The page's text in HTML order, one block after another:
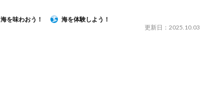
海を味わおう！
海を体験しよう！
更新日：2025.10.03